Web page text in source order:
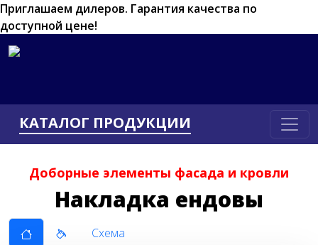
Приглашаем дилеров. Гарантия качества по
доступной цене!
КАТАЛОГ ПРОДУКЦИИ
Доборные элементы фасада и кровли
Накладка ендовы
Схема